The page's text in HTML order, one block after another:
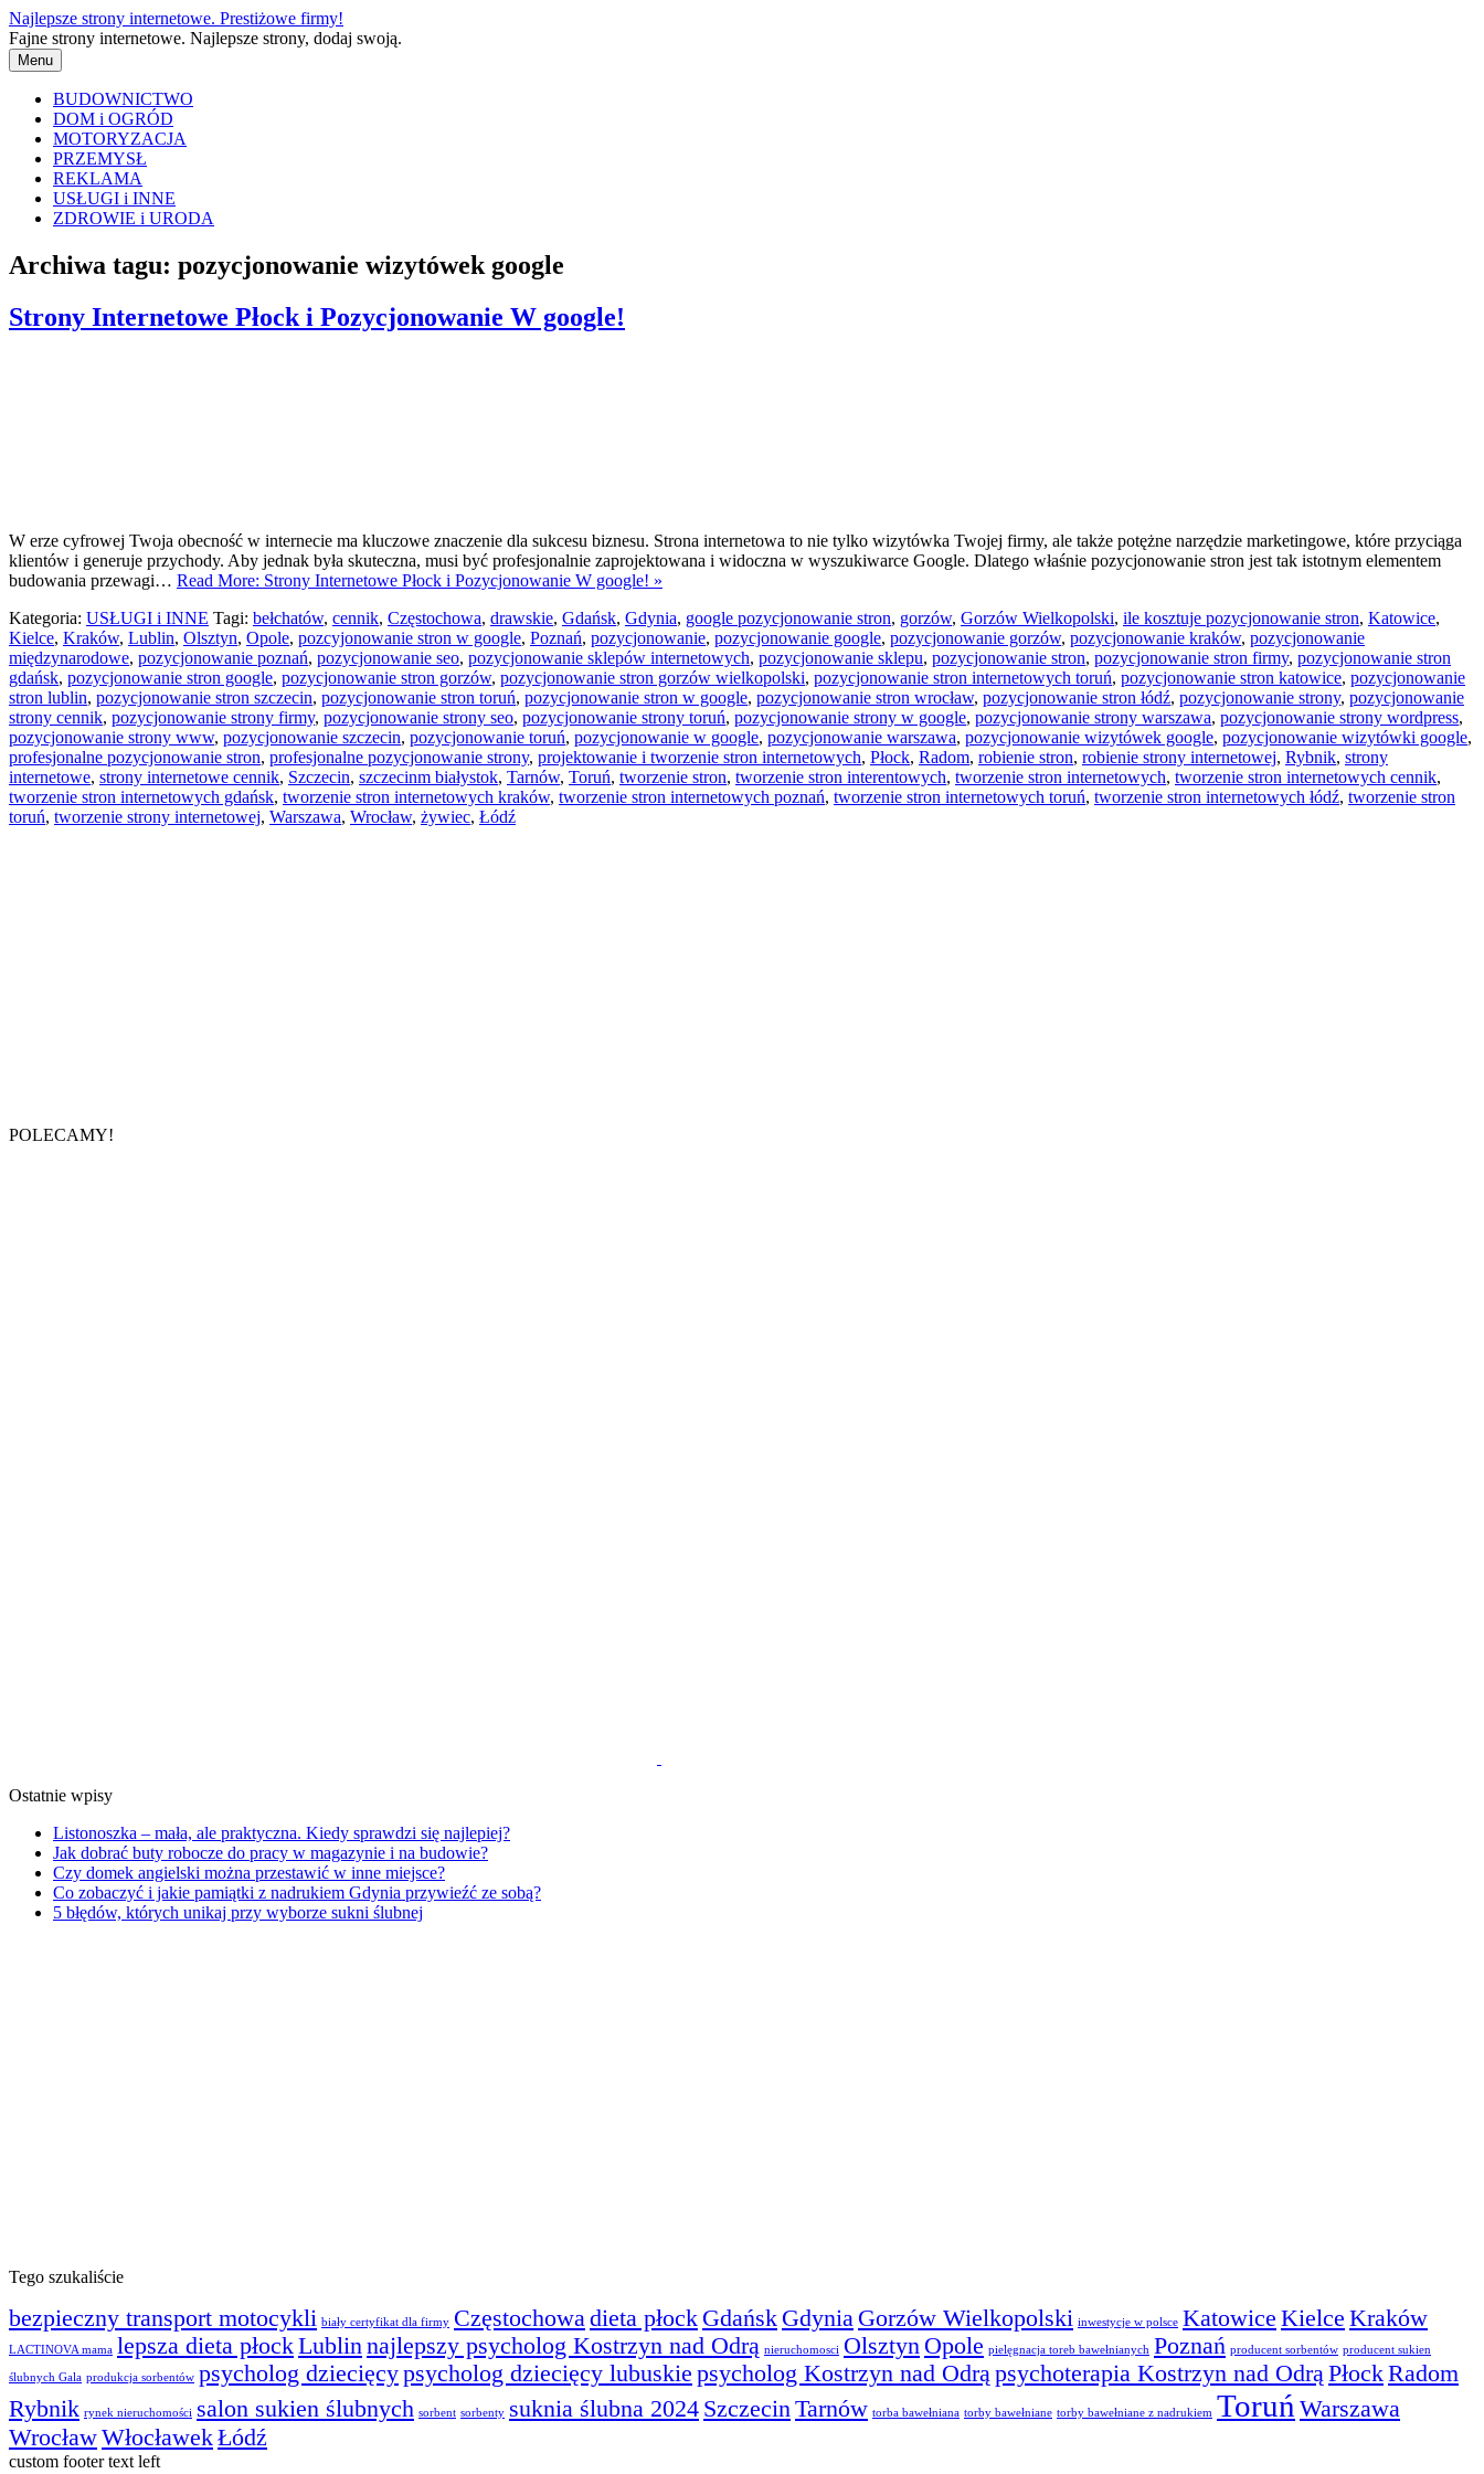
Przejdź
do
treści
Najlepsze strony internetowe. Prestiżowe firmy!
Fajne strony internetowe. Najlepsze strony, dodaj swoją.
Menu
BUDOWNICTWO
DOM i OGRÓD
MOTORYZACJA
PRZEMYSŁ
REKLAMA
USŁUGI i INNE
ZDROWIE i URODA
Archiwa tagu: pozycjonowanie wizytówek google
Strony Internetowe Płock i Pozycjonowanie W google!
W erze cyfrowej Twoja obecność w internecie ma kluczowe znaczenie dla sukcesu biznesu. Strona internetowa to nie tylko wizytówka Twojej firmy, ale także potężne narzędzie marketingowe, które przyciąga
klientów i generuje przychody. Aby jednak była skuteczna, musi być profesjonalnie zaprojektowana i widoczna w wyszukiwarce Google. Dlatego właśnie pozycjonowanie stron jest tak istotnym elementem
budowania przewagi… Read More: Strony Internetowe Płock i Pozycjonowanie W google! »
Kategoria: USŁUGI i INNE Tagi: bełchatów, cennik, Częstochowa, drawskie, Gdańsk, Gdynia, google pozycjonowanie stron, gorzów, Gorzów Wielkopolski, ile kosztuje pozycjonowanie stron, Katowice,
Kielce, Kraków, Lublin, Olsztyn, Opole, pozcyjonowanie stron w google, Poznań, pozycjonowanie, pozycjonowanie google, pozycjonowanie gorzów, pozycjonowanie kraków, pozycjonowanie
międzynarodowe, pozycjonowanie poznań, pozycjonowanie seo, pozycjonowanie sklepów internetowych, pozycjonowanie sklepu, pozycjonowanie stron, pozycjonowanie stron firmy, pozycjonowanie stron
gdańsk, pozycjonowanie stron google, pozycjonowanie stron gorzów, pozycjonowanie stron gorzów wielkopolski, pozycjonowanie stron internetowych toruń, pozycjonowanie stron katowice, pozycjonowanie
stron lublin, pozycjonowanie stron szczecin, pozycjonowanie stron toruń, pozycjonowanie stron w google, pozycjonowanie stron wrocław, pozycjonowanie stron łódź, pozycjonowanie strony, pozycjonowanie
strony cennik, pozycjonowanie strony firmy, pozycjonowanie strony seo, pozycjonowanie strony toruń, pozycjonowanie strony w google, pozycjonowanie strony warszawa, pozycjonowanie strony wordpress,
pozycjonowanie strony www, pozycjonowanie szczecin, pozycjonowanie toruń, pozycjonowanie w google, pozycjonowanie warszawa, pozycjonowanie wizytówek google, pozycjonowanie wizytówki google,
profesjonalne pozycjonowanie stron, profesjonalne pozycjonowanie strony, projektowanie i tworzenie stron internetowych, Płock, Radom, robienie stron, robienie strony internetowej, Rybnik, strony
internetowe, strony internetowe cennik, Szczecin, szczecinm białystok, Tarnów, Toruń, tworzenie stron, tworzenie stron interentowych, tworzenie stron internetowych, tworzenie stron internetowych cennik,
tworzenie stron internetowych gdańsk, tworzenie stron internetowych kraków, tworzenie stron internetowych poznań, tworzenie stron internetowych toruń, tworzenie stron internetowych łódź, tworzenie stron
toruń, tworzenie strony internetowej, Warszawa, Wrocław, żywiec, Łódź
POLECAMY!
Ostatnie wpisy
Listonoszka – mała, ale praktyczna. Kiedy sprawdzi się najlepiej?
Jak dobrać buty robocze do pracy w magazynie i na budowie?
Czy domek angielski można przestawić w inne miejsce?
Co zobaczyć i jakie pamiątki z nadrukiem Gdynia przywieźć ze sobą?
5 błędów, których unikaj przy wyborze sukni ślubnej
Tego szukaliście
bezpieczny transport motocykli biały certyfikat dla firmy Częstochowa dieta płock Gdańsk Gdynia Gorzów Wielkopolski inwestycje w polsce Katowice Kielce Kraków
LACTINOVA mama lepsza dieta płockLublin najlepszy psycholog Kostrzyn nad Odrą nieruchomosci Olsztyn Opole pielęgnacja toreb bawełnianych Poznań producent sorbentów producent sukien
ślubnych Gala produkcja sorbentów psycholog dziecięcypsycholog dziecięcy lubuskie psycholog Kostrzyn nad Odrą psychoterapia Kostrzyn nad Odrą PłockRadom
Rybnik rynek nieruchomości salon sukien ślubnych sorbent sorbenty suknia ślubna 2024 Szczecin Tarnów torba bawełniana torby bawełniane torby bawełniane z nadrukiem Toruń Warszawa
WrocławWłocławekŁódź
custom footer text left